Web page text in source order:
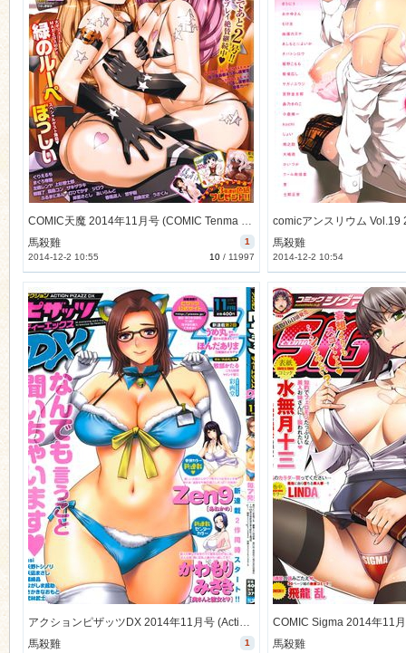
COMIC天魔 2014年11月号 (COMIC Tenma 2014-11)
1
馬殺雞
10/ 11997
2014-12-2 10:55
馬殺雞
2014-12-2 10:54
アクションピザッツDX 2014年11月号 (Action Pizazz DX 2014-11)
1
馬殺雞 馬殺雞